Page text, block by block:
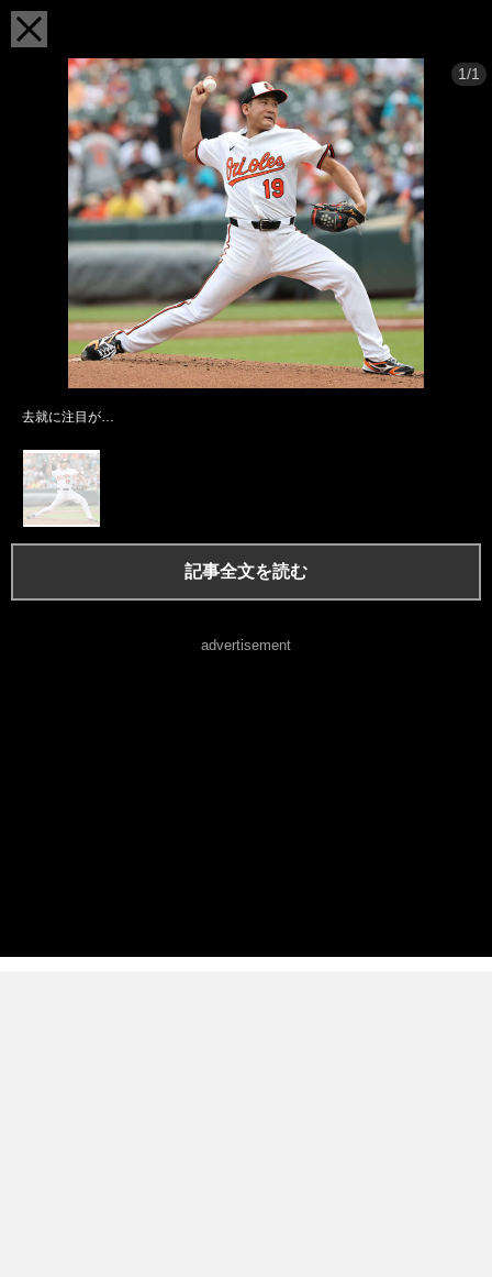
1/1
去就に注目が…
記事全文を読む
advertisement